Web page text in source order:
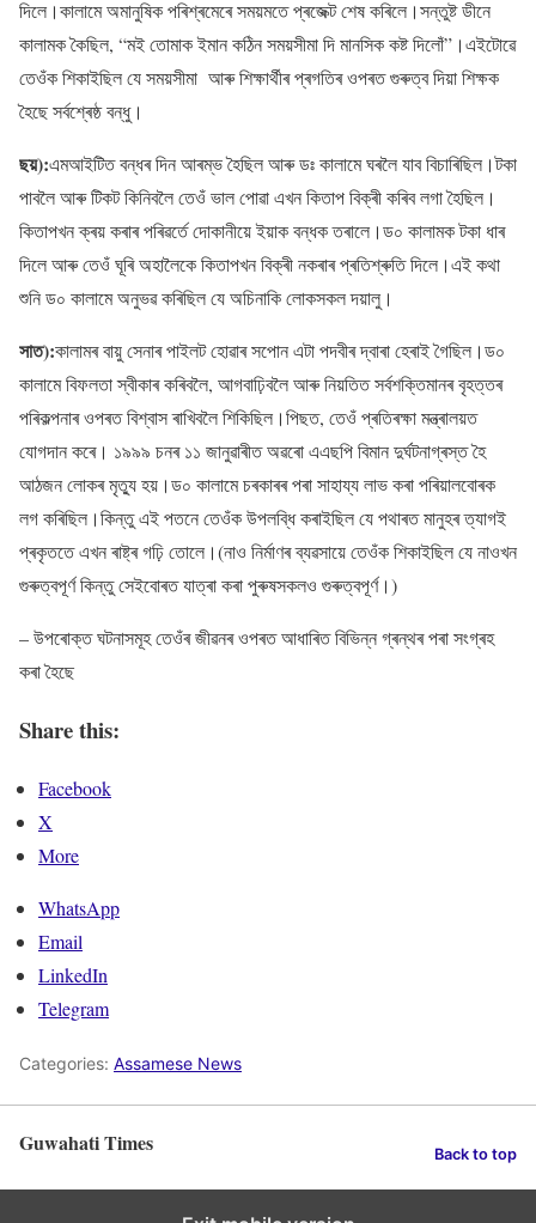
দিলে।কালামে অমানুষিক পৰিশ্ৰমেৰে সময়মতে প্ৰজেক্ট শেষ কৰিলে।সন্তুষ্ট ডীনে
কালামক কৈছিল, “মই তোমাক ইমান কঠিন সময়সীমা দি মানসিক কষ্ট দিলোঁ”।এইটোৱে
তেওঁক শিকাইছিল যে সময়সীমা আৰু শিক্ষাৰ্থীৰ প্ৰগতিৰ ওপৰত গুৰুত্ব দিয়া শিক্ষক
হৈছে সৰ্বশ্ৰেষ্ঠ বন্ধু।
ছয়):এমআইটিত বন্ধৰ দিন আৰম্ভ হৈছিল আৰু ডঃ কালামে ঘৰলৈ যাব বিচাৰিছিল।টকা
পাবলৈ আৰু টিকট কিনিবলৈ তেওঁ ভাল পোৱা এখন কিতাপ বিক্ৰী কৰিব লগা হৈছিল।
কিতাপখন ক্ৰয় কৰাৰ পৰিৱৰ্তে দোকানীয়ে ইয়াক বন্ধক তৰালে।ড০ কালামক টকা ধাৰ
দিলে আৰু তেওঁ ঘূৰি অহালৈকে কিতাপখন বিক্ৰী নকৰাৰ প্ৰতিশ্ৰুতি দিলে।এই কথা
শুনি ড০ কালামে অনুভৱ কৰিছিল যে অচিনাকি লোকসকল দয়ালু।
সাত):কালামৰ বায়ু সেনাৰ পাইলট হোৱাৰ সপোন এটা পদবীৰ দ্বাৰা হেৰাই গৈছিল।ড০
কালামে বিফলতা স্বীকাৰ কৰিবলৈ, আগবাঢ়িবলৈ আৰু নিয়তিত সৰ্বশক্তিমানৰ বৃহত্তৰ
পৰিকল্পনাৰ ওপৰত বিশ্বাস ৰাখিবলৈ শিকিছিল।পিছত, তেওঁ প্ৰতিৰক্ষা মন্ত্ৰালয়ত
যোগদান কৰে। ১৯৯৯ চনৰ ১১ জানুৱাৰীত অৱৰো এএছপি বিমান দুৰ্ঘটনাগ্ৰস্ত হৈ
আঠজন লোকৰ মৃত্যু হয়।ড০ কালামে চৰকাৰৰ পৰা সাহায্য লাভ কৰা পৰিয়ালবোৰক
লগ কৰিছিল।কিন্তু এই পতনে তেওঁক উপলব্ধি কৰাইছিল যে পথাৰত মানুহৰ ত্যাগই
প্ৰকৃততে এখন ৰাষ্ট্ৰ গঢ়ি তোলে।(নাও নিৰ্মাণৰ ব্যৱসায়ে তেওঁক শিকাইছিল যে নাওখন
গুৰুত্বপূৰ্ণ কিন্তু সেইবোৰত যাত্ৰা কৰা পুৰুষসকলও গুৰুত্বপূৰ্ণ।)
– উপৰোক্ত ঘটনাসমূহ তেওঁৰ জীৱনৰ ওপৰত আধাৰিত বিভিন্ন গ্ৰন্থৰ পৰা সংগ্ৰহ
কৰা হৈছে
Share this:
Facebook
X
More
WhatsApp
Email
LinkedIn
Telegram
Categories: Assamese News
Guwahati Times Back to top